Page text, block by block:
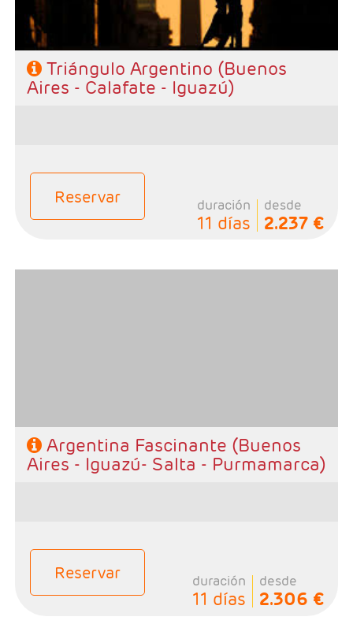
Triángulo Argentino (Buenos
Aires - Calafate - Iguazú)
Reservar duración
11 días
desde
2.237 €
Argentina Fascinante (Buenos
Aires - Iguazú- Salta - Purmamarca)
Reservar duración
11 días
desde
2.306 €